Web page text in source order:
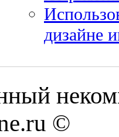
дизайне
©